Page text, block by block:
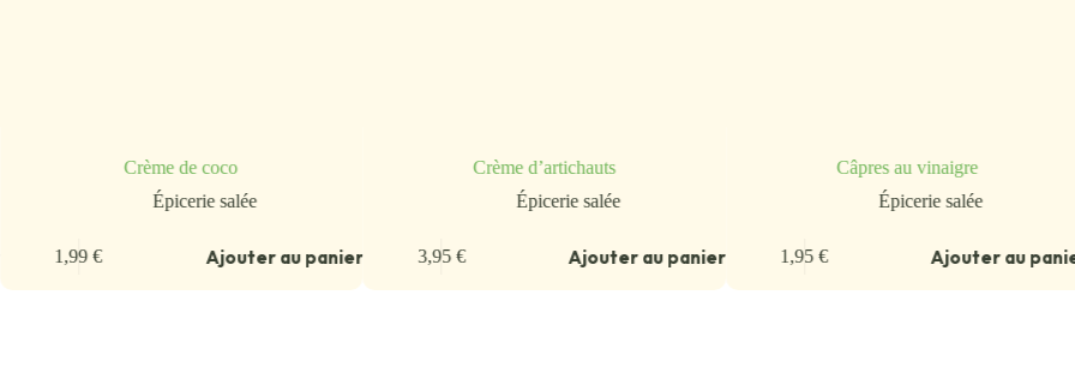
Crème de coco
Épicerie salée
1,99€ Ajouter au panier
Crème d’artichauts
Épicerie salée
3,95 € Ajouter au panier
Câpres au vinaigre
Épicerie salée
1,95€ Ajouter au